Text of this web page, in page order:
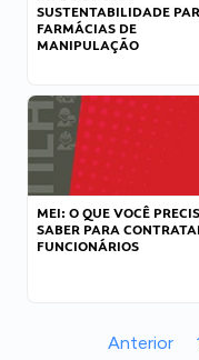
SUSTENTABILIDADE
FARMÁCIAS DE
MANIPULAÇÃO
MEI: O QUE VOCÊ
SABER PARA
FUNCIONÁRIOS
Anterior